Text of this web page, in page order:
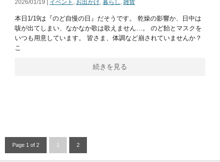
2026/01/19 | イベント , お出かけ, 暮らし , 雑貨
本日1/19は『のど自慢の日』だそうです。 乾燥の影響か、日中は
咳が出てしまい、なかなか歌は歌えません…。 のど飴とマスクを
いつも用意しています。 皆さま、体調など崩されていませんか？
こ
続きを見る
Page 1 of 2 1 2